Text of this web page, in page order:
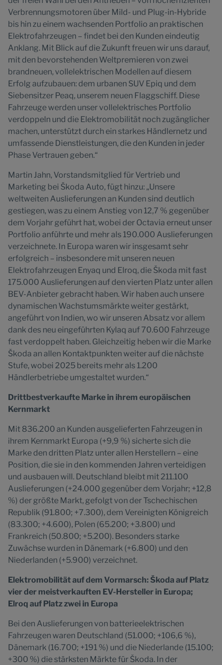
Verbrennungsmotoren über Mild- und Plug-in-Hybride
bis hin zu einem wachsenden Portfolio an praktischen
Elektrofahrzeugen – findet bei den Kunden eindeutig
Anklang. Mit Blick auf die Zukunft freuen wir uns darauf,
mit den bevorstehenden Weltpremieren von zwei
brandneuen, vollelektrischen Modellen auf diesem
Erfolg aufzubauen: dem urbanen SUV Epiq und dem
Siebensitzer Peaq, unserem neuen Flaggschiff. Diese
Fahrzeuge werden unser vollelektrisches Portfolio
verdoppeln und die Elektromobilität noch zugänglicher
machen, unterstützt durch ein starkes Händlernetz und
umfassende Dienstleistungen, die den Kunden in jeder
Phase Vertrauen geben.“
Martin Jahn, Vorstandsmitglied für Vertrieb und
Marketing bei Škoda Auto, fügt hinzu: „Unsere
weltweiten Auslieferungen an Kunden sind deutlich
gestiegen, was zu einem Anstieg von 12,7 % gegenüber
dem Vorjahr geführt hat, wobei der Octavia erneut unser
Portfolio anführte und mehr als 190.000 Auslieferungen
verzeichnete. In Europa waren wir insgesamt sehr
erfolgreich – insbesondere mit unseren neuen
Elektrofahrzeugen Enyaq und Elroq, die Škoda mit fast
175.000 Auslieferungen auf den vierten Platz unter allen
BEV-Anbieter gebracht haben. Wir haben auch unsere
dynamischen Wachstumsmärkte weiter gestärkt,
angeführt von Indien, wo wir unseren Absatz vor allem
dank des neu eingeführten Kylaq auf 70.600 Fahrzeuge
fast verdoppelt haben. Gleichzeitig heben wir die Marke
Škoda an allen Kontaktpunkten weiter auf die nächste
Stufe, wobei 2025 bereits mehr als 1.200
Händlerbetriebe umgestaltet wurden.“
Drittbestverkaufte Marke in ihrem europäischen
Kernmarkt
Mit 836.200 an Kunden ausgelieferten Fahrzeugen in
ihrem Kernmarkt Europa (+9,9 %) sicherte sich die
Marke den dritten Platz unter allen Herstellern – eine
Position, die sie in den kommenden Jahren verteidigen
und ausbauen will. Deutschland bleibt mit 211.100
Auslieferungen (+24.000 gegenüber dem Vorjahr; +12,8
%) der größte Markt, gefolgt von der Tschechischen
Republik (91.800; +7.300), dem Vereinigten Königreich
(83.300; +4.600), Polen (65.200; +3.800) und
Frankreich (50.800; +5.200). Besonders starke
Zuwächse wurden in Dänemark (+6.800) und den
Niederlanden (+5.900) verzeichnet.
Elektromobilität auf dem Vormarsch: Škoda auf Platz
vier der meistverkauften EV-Hersteller in Europa;
Elroq auf Platz zwei in Europa
Bei den Auslieferungen von batterieelektrischen
Fahrzeugen waren Deutschland (51.000; +106,6 %),
Dänemark (16.700; +191 %) und die Niederlande (15.100;
+300 %) die stärksten Märkte für Škoda. In der